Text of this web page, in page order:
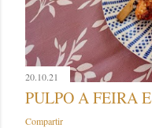
20.10.21
PULPO A FEIRA
Compartir